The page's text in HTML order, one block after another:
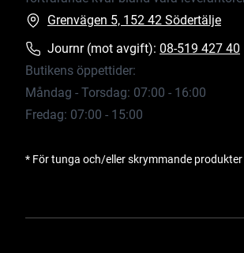
Grenvägen 5, 152 42 Södertälje
Journr (mot avgift): 08-519 427 40
Butikens öppettider:
Måndag - Torsdag: 07:00 - 16:00
Fredag: 07:00 - 15:00
* För tunga och/eller skrymmande